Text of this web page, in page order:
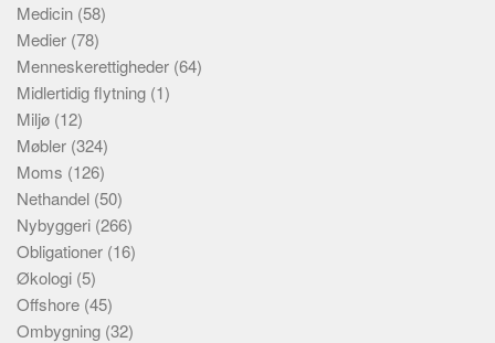
Medicin (58)
Medier (78)
Menneskerettigheder (64)
Midlertidig flytning (1)
Miljø (12)
Møbler (324)
Moms (126)
Nethandel (50)
Nybyggeri (266)
Obligationer (16)
Økologi (5)
Offshore (45)
Ombygning (32)